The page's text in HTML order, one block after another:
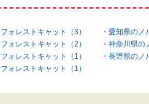
ォレストキャット（3）
愛知県のノ
ォレストキャット（2）
神奈川県の
ォレストキャット（1）
長野県のノ
ォレストキャット（1）